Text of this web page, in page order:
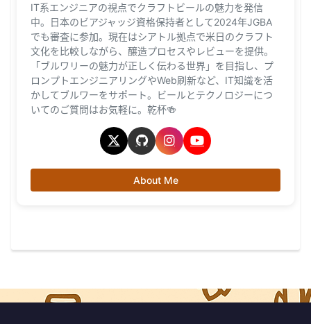
IT系エンジニアの視点でクラフトビールの魅力を発信
中。日本のビアジャッジ資格保持者として2024年JGBA
でも審査に参加。現在はシアトル拠点で米日のクラフト
文化を比較しながら、醸造プロセスやレビューを提供。
「ブルワリーの魅力が正しく伝わる世界」を目指し、プ
ロンプトエンジニアリングやWeb刷新など、IT知識を活
かしてブルワーをサポート。ビールとテクノロジーにつ
いてのご質問はお気軽に。乾杯🍻
About Me